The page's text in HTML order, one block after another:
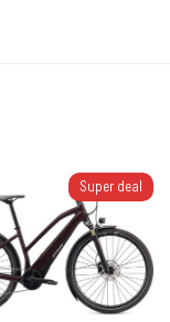
Super deal